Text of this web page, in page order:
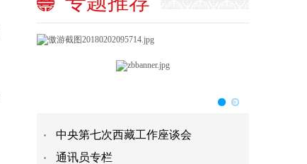
中央第七次西藏工作座谈会
通讯员专栏